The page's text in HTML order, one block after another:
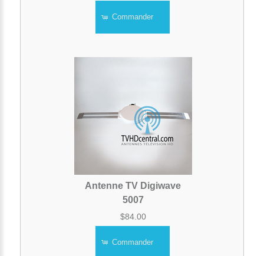
Commander
Antenne TV Digiwave
5007
$84.00
Commander